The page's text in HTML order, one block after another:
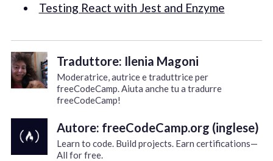
Testing React with Jest and Enzyme
Traduttore: Ilenia Magoni
Moderatrice, autrice e traduttrice per
freeCodeCamp. Aiuta anche tu a tradurre
freeCodeCamp!
Autore: freeCodeCamp.org (inglese)
Learn to code. Build projects. Earn certifications—
All for free.